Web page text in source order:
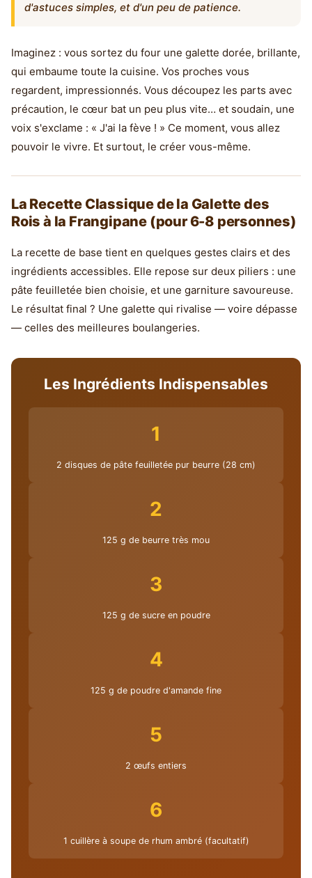
d'astuces simples, et d'un peu de patience.
Imaginez : vous sortez du four une galette dorée, brillante,
qui embaume toute la cuisine. Vos proches vous
regardent, impressionnés. Vous découpez les parts avec
précaution, le cœur bat un peu plus vite… et soudain, une
voix s'exclame : « J'ai la fève ! » Ce moment, vous allez
pouvoir le vivre. Et surtout, le créer vous-même.
La Recette Classique de la Galette des
Rois à la Frangipane (pour 6-8 personnes)
La recette de base tient en quelques gestes clairs et des
ingrédients accessibles. Elle repose sur deux piliers : une
pâte feuilletée bien choisie, et une garniture savoureuse.
Le résultat final ? Une galette qui rivalise — voire dépasse
— celles des meilleures boulangeries.
Les Ingrédients Indispensables
1
2 disques de pâte feuilletée pur beurre (28 cm)
2
125 g de beurre très mou
3
125 g de sucre en poudre
4
125 g de poudre d'amande fine
5
2 œufs entiers
6
1 cuillère à soupe de rhum ambré (facultatif)